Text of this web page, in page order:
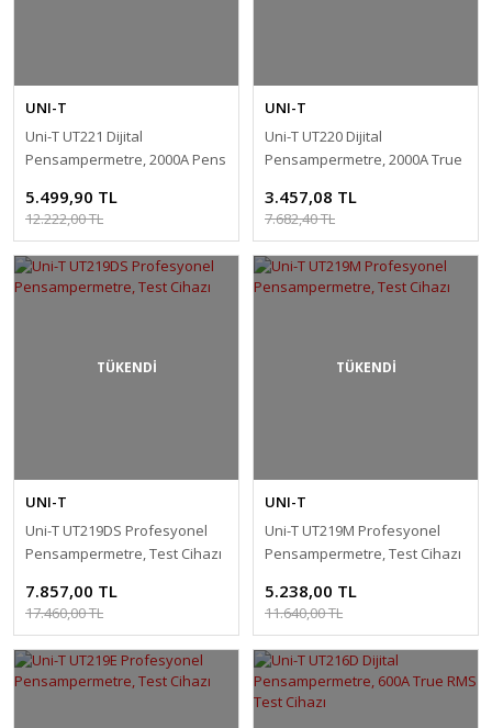
UNI-T
Uni-T UT221 Dijital
Pensampermetre, 2000A Pens
5.499,90 TL
12.222,00 TL
UNI-T
Uni-T UT220 Dijital
Pensampermetre, 2000A True
3.457,08 TL
7.682,40 TL
TÜKENDİ
UNI-T
Uni-T UT219DS Profesyonel
Pensampermetre, Test Cihazı
7.857,00 TL
17.460,00 TL
TÜKENDİ
UNI-T
Uni-T UT219M Profesyonel
Pensampermetre, Test Cihazı
5.238,00 TL
11.640,00 TL